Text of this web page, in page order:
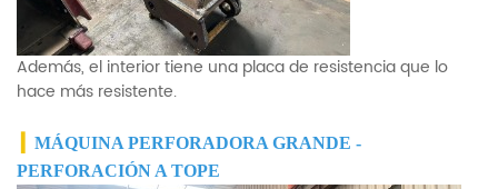
Además, el interior tiene una placa de resistencia que lo
hace más resistente.
MÁQUINA PERFORADORA GRANDE -
PERFORACIÓN A TOPE